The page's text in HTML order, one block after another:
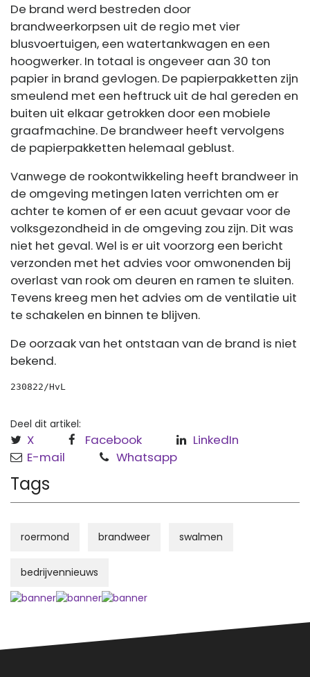
De brand werd bestreden door
brandweerkorpsen uit de regio met vier
blusvoertuigen, een watertankwagen en een
hoogwerker. In totaal is ongeveer aan 30 ton
papier in brand gevlogen. De papierpakketten zijn
smeulend met een heftruck uit de hal gereden en
buiten uit elkaar getrokken door een mobiele
graafmachine. De brandweer heeft vervolgens
de papierpakketten helemaal geblust.
Vanwege de rookontwikkeling heeft brandweer in
de omgeving metingen laten verrichten om er
achter te komen of er een acuut gevaar voor de
volksgezondheid in de omgeving zou zijn. Dit was
niet het geval. Wel is er uit voorzorg een bericht
verzonden met het advies voor omwonenden bij
overlast van rook om deuren en ramen te sluiten.
Tevens kreeg men het advies om de ventilatie uit
te schakelen en binnen te blijven.
De oorzaak van het ontstaan van de brand is niet
bekend.
230822/HvL
Deel dit artikel:
X Facebook
LinkedIn
E-mail
Whatsapp
Tags
roermond brandweer swalmen
bedrijvennieuws